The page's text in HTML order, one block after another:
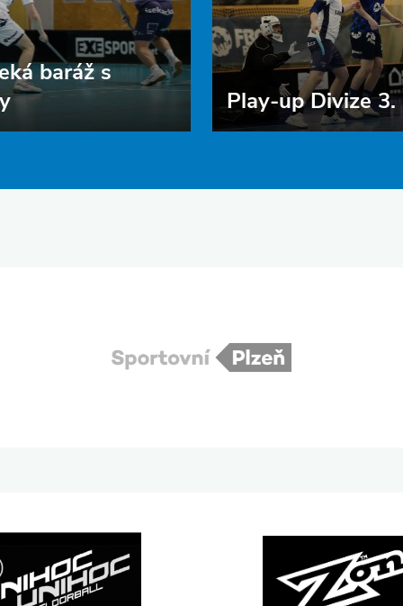
baráž s
Play-up Divize 3.